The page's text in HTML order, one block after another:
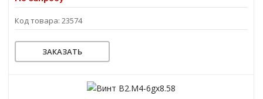
Код товара: 23574
ЗАКАЗАТЬ